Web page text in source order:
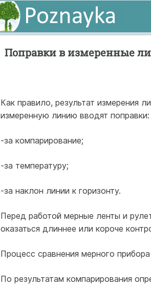
Поправки в измеренные
Как правило, результат измерения
измеренную линию вводят поправки:
-за компарирование;
-за температуру;
-за наклон линии к горизонту.
Перед работой мерные ленты и
оказаться длиннее или короче
Процесс сравнения мерного
По результатам компарирования